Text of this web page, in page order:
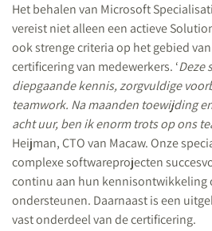
Het behalen van Microsoft
vereist niet alleen een actieve
ook strenge criteria op het gebied
certificering van medewerkers. ‘Deze
diepgaande kennis, zorgvuldige
teamwork. Na maanden toewijding
acht uur, ben ik enorm trots op ons
Heijman, CTO van Macaw. Onze
complexe softwareprojecten
continu aan hun kennisontwikkeling
ondersteunen. Daarnaast is een
vast onderdeel van de certificering.